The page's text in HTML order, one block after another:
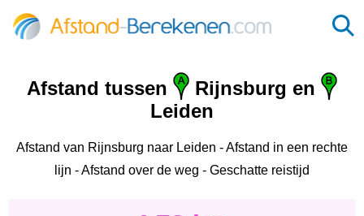
Afstand tussen
Rijnsburg en
Leiden
Afstand van Rijnsburg naar Leiden - Afstand in een rechte
lijn - Afstand over de weg - Geschatte reistijd